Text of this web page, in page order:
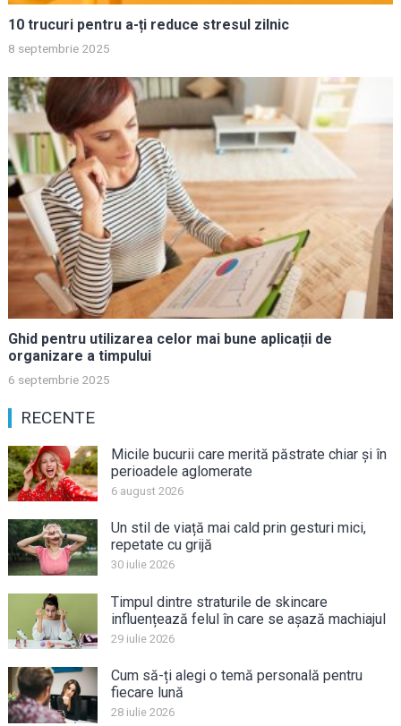
10 trucuri pentru a-ți reduce stresul zilnic
8 septembrie 2025
Ghid pentru utilizarea celor mai bune aplicații de
organizare a timpului
6 septembrie 2025
RECENTE
Micile bucurii care merită păstrate chiar și în
perioadele aglomerate
6 august 2026
Un stil de viață mai cald prin gesturi mici,
repetate cu grijă
30 iulie 2026
Timpul dintre straturile de skincare
influențează felul în care se așază machiajul
29 iulie 2026
Cum să-ți alegi o temă personală pentru
fiecare lună
28 iulie 2026